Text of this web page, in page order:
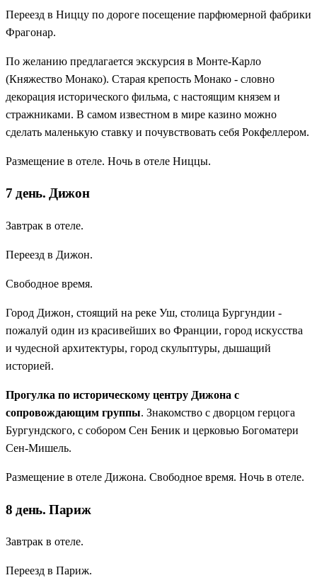
Переезд в Ниццу по дороге посещение парфюмерной фабрики
Фрагонар.
По желанию предлагается экскурсия в Монте-Карло
(Княжество Монако). Старая крепость Монако - словно
декорация исторического фильма, с настоящим князем и
стражниками. В самом известном в мире казино можно
сделать маленькую ставку и почувствовать себя Рокфеллером.
Размещение в отеле. Ночь в отеле Ниццы.
7 день. Дижон
Завтрак в отеле.
Переезд в Дижон.
Свободное время.
Город Дижон, стоящий на реке Уш, столица Бургундии -
пожалуй один из красивейших во Франции, город искусства
и чудесной архитектуры, город скульптуры, дышащий
историей.
Прогулка по историческому центру Дижона с
сопровождающим группы. Знакомство с дворцом герцога
Бургундского, с собором Сен Беник и церковью Богоматери
Сен-Мишель.
Размещение в отеле Дижона. Свободное время. Ночь в отеле.
8 день. Париж
Завтрак в отеле.
Переезд в Париж.